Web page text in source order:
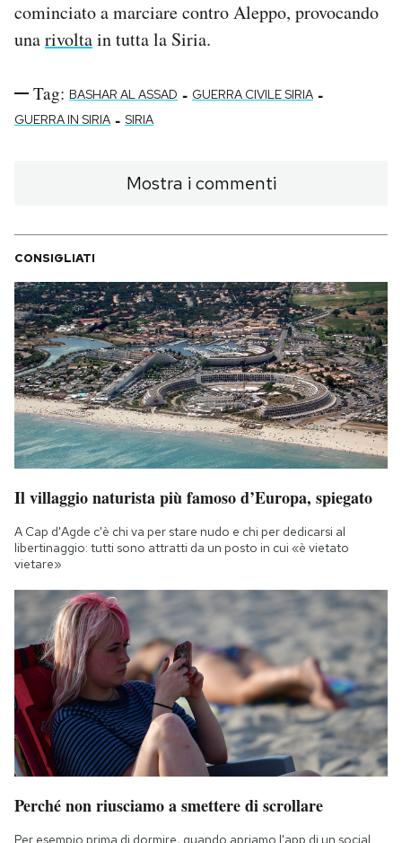
cominciato a marciare contro Aleppo, provocando
unarivoltain tutta la Siria.
Tag: BASHAR AL ASSAD - GUERRA CIVILE SIRIA -
GUERRA IN SIRIA - SIRIA
Mostra i commenti
CONSIGLIATI
Il villaggio naturista più famoso d’Europa, spiegato
A Cap d'Agde c'è chi va per stare nudo e chi per dedicarsi al
libertinaggio: tutti sono attratti da un posto in cui «è vietato
vietare»
Perché non riusciamo a smettere di scrollare
Per esempio prima di dormire, quando apriamo l'app di un social